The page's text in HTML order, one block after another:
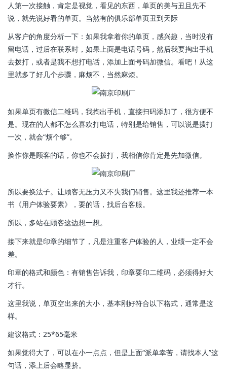
人第一次接触，肯定是视觉，看见的东西，单页的美与丑且先不
说，就先说好看的单页。当然有的俱乐部单页丑到天际
从客户的角度分析一下：如果我拿着你的单页，感兴趣，当时没有
留电话，过后在联系时，如果上面是电话号码，然后我要掏出手机
去拨打，或者是我不想打电话，添加上面号码加微信。看吧！从这
里就多了好几个步骤，麻烦不，当然麻烦。
如果单页有微信二维码，我掏出手机，直接扫码添加了，很方便不
是。现在的人都不怎么喜欢打电话，特别是给销售，可以说是拨打
一次，就会“烦个够”。
换作你是顾客的话，你也不会拨打，我相信你肯定是先加微信。
所以要换法子。让顾客无压力又不失我们销售。这里我还推荐一本
书《用户体验要素》，要的话，找后台客服。
所以，多站在顾客这边想一想。
接下来就是印章的细节了，凡是注重客户体验的人，业绩一定不会
差。
印章的格式和颜色：有销售告诉我，印章要印二维码，必须得好大
才行。
这里我说，单页空出来的大小，基本刚好符合以下格式，通常是这
样。
建议格式：25*65毫米
如果觉得大了，可以在小一点点，但是上面“派单幸苦，请找本人”这
句话，添上后会略显挤。